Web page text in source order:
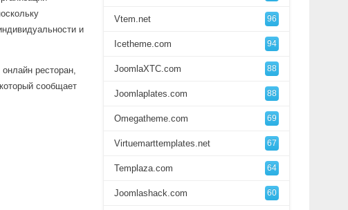
и
ресторан,
сообщает
Vtem.net 96
Icetheme.com 94
JoomlaXTC.com 88
Joomlaplates.com 88
Omegatheme.com 69
Virtuemarttemplates.net 67
Templaza.com 64
Joomlashack.com 60